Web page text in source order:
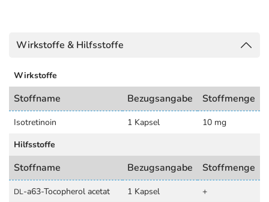
Wirkstoffe & Hilfsstoffe
Wirkstoffe
Stoffname Bezugsangabe Stoffmenge
Isotretinoin 1 Kapsel
10 mg
Hilfsstoffe
Stoffname Bezugsangabe Stoffmenge
DL-a63-Tocopherol acetat 1 Kapsel
+